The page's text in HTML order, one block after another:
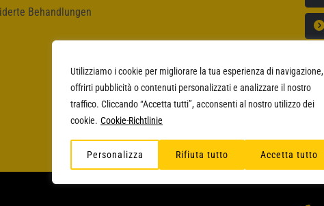
Utilizziamo i cookie per migliorare la tua esperienza di navigazione,
offrirti pubblicità o contenuti personalizzati e analizzare il nostro
traffico. Cliccando “Accetta tutti”, acconsenti al nostro utilizzo dei
cookie. Cookie-Richtlinie
Personalizza Rifiuta tutto Accetta tutto
Behandlungen